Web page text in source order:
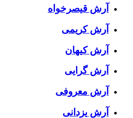
آرش قیصرخواه
آرش کریمی
آرش کیهان
آرش گرایی
آرش معروفی
آرش یزدانی